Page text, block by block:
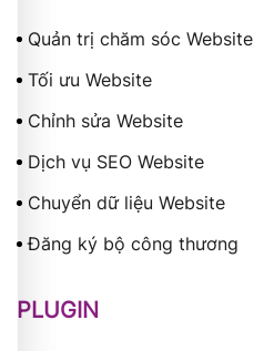
Quản trị chăm sóc Website
Tối ưu Website
Chỉnh sửa Website
Dịch vụ SEO Website
Chuyển dữ liệu Website
Đăng ký bộ công thương
PLUGIN